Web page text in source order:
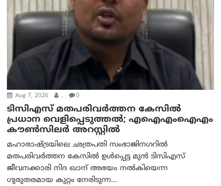
Aug 7, 2026 . 0
ടിസിഎസ് മതപരിവർത്തന കേസിൽ
പ്രധാന വെളിപ്പെടുത്തൽ; എഐഎംഐഎം
കൗൺസിലർ അറസ്റ്റിൽ
മഹാരാഷ്ട്രയിലെ ഛത്രപതി സംഭാജിനഗറിൽ
മതപരിവർത്തന കേസിൽ ഉൾപ്പെട്ട മുൻ ടിസിഎസ്
ജീവനക്കാരി നിദ ഖാന് അഭയം നൽകിയെന്ന
ഗുരുതരമായ കുറ്റം നേരിടുന്ന...